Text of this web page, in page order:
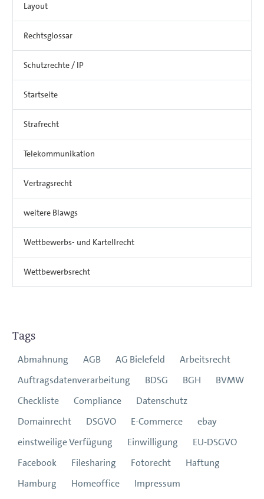
Layout
Rechtsglossar
Schutzrechte / IP
Startseite
Strafrecht
Telekommunikation
Vertragsrecht
weitere Blawgs
Wettbewerbs- und Kartellrecht
Wettbewerbsrecht
Tags
Abmahnung AGB AG Bielefeld
Arbeitsrecht
Auftragsdatenverarbeitung
BDSG BGH
BVMW
Checkliste
Compliance
Datenschutz
Domainrecht
DSGVO E-Commerce
ebay
einstweilige Verfügung
Einwilligung
EU-DSGVO
Facebook
Filesharing Fotorecht
Haftung
Hamburg
Homeoffice
Impressum